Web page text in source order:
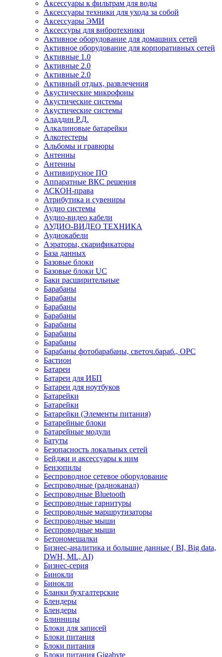
Аксессуары к фильтрам для воды
Аксессуары техники для ухода за собой
Аксессуары ЭМИ
Аксессуры для вибротехники
Активное оборудование для домашних сетей
Активное оборудование для корпоративных сетей
Активные 1.0
Активные 2.0
Активные 2.0
Активный отдых, развлечения
Акустические микрофоны
Акустические системы
Акустические системы
Аладдин Р.Д.
Алкалиновые батарейки
Алкотестеры
Альбомы и гравюры
Антенны
Антенны
Антивирусное ПО
Аппаратные ВКС решения
АСКОН-права
Атрибутика и сувениры
Аудио системы
Аудио-видео кабели
АУДИО-ВИДЕО ТЕХНИКА
Аудиокабели
Аэраторы, скарификаторы
База данных
Базовые блоки
Базовые блоки UC
Баки расширительные
Барабаны
Барабаны
Барабаны
Барабаны
Барабаны
Барабаны
Барабаны
Барабаны фотобарабаны, светоч.бараб., OPC
Бастион
Батареи
Батареи для ИБП
Батареи для ноутбуков
Батарейки
Батарейки
Батарейки (Элементы питания)
Батарейные блоки
Батарейные модули
Батуты
Безопасность локальных сетей
Бейджи и аксесcуары к ним
Бензопилы
Беспроводное сетевое оборудование
Беспроводные (радиоканал)
Беспроводные Bluetooth
Беспроводные гарнитуры
Беспроводные маршрутизаторы
Беспроводные мыши
Беспроводные мыши
Бетономешалки
Бизнес-аналитика и большие данные ( BI, Big data,
DWH, ML, AI)
Бизнес-серия
Бинокли
Бинокли
Бланки бухгалтерские
Блендеры
Блендеры
Блинницы
Блоки для записей
Блоки питания
Блоки питания
Блоки питания Gigabyte